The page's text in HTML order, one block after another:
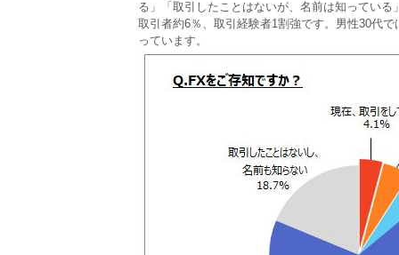
る」「取引したことはないが、名前は知ってい
取引者約6％、取引経験者1割強です。男性30代
っています。